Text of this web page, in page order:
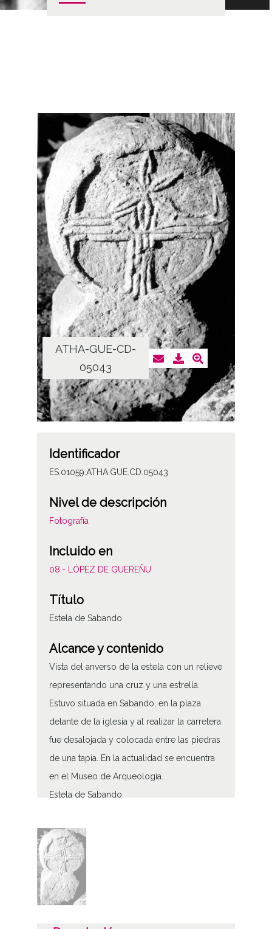
ATHA-GUE-CD-
05043
Identificador
ES.01059.ATHA.GUE.CD.05043
Nivel de descripción
Fotografía
Incluido en
08.- LÓPEZ DE GUEREÑU
Título
Estela de Sabando
Alcance y contenido
Vista del anverso de la estela con un relieve
representando una cruz y una estrella.
Estuvo situada en Sabando, en la plaza
delante de la iglesia y al realizar la carretera
fue desalojada y colocada entre las piedras
de una tapia. En la actualidad se encuentra
en el Museo de Arqueología.
Estela de Sabando
Tipo de contenido
Fotográfico
Características del soporte
Tipo de imagen: Positivos Imagen Final: